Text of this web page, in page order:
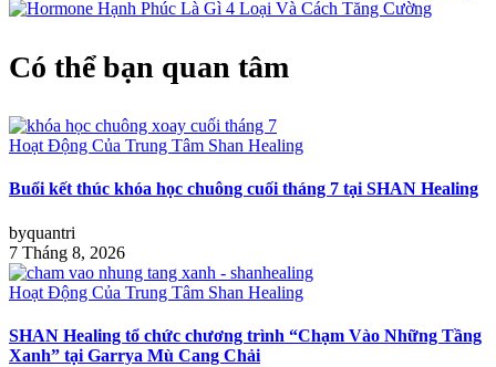
Có thể bạn quan tâm
Hoạt Động Của Trung Tâm Shan Healing
Buổi kết thúc khóa học chuông cuối tháng 7 tại SHAN Healing
byquantri
7 Tháng 8, 2026
Hoạt Động Của Trung Tâm Shan Healing
SHAN Healing tổ chức chương trình “Chạm Vào Những Tầng
Xanh” tại Garrya Mù Cang Chải